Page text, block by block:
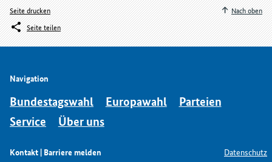
Seite drucken
Seite teilen
Nach oben
Navigation
Bundestagswahl Europawahl
Parteien
Service
Über uns
Kontakt | Barriere melden
Datenschutz